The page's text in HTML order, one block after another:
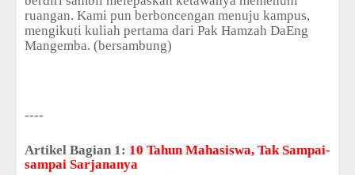
ruangan. Kami pun berboncengan menuju kampus,
mengikuti kuliah pertama dari Pak Hamzah DaEng
Mangemba. (bersambung)
----
Artikel Bagian 1: 10 Tahun Mahasiswa, Tak Sampai-
sampai Sarjananya